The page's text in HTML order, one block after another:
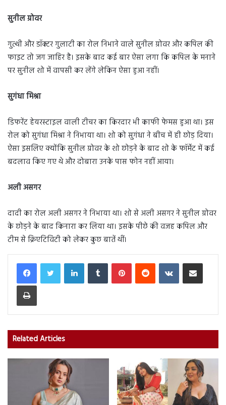
सुनील ग्रोवर
गुत्थी और डॉक्टर गुलाटी का रोल निभाने वाले सुनील ग्रोवर और कपिल की
फाइट तो जग जाहिर है। इसके बाद कई बार ऐसा लगा कि कपिल के मनाने
पर सुनील शो में वापसी कर लेंगे लेकिन ऐसा हुआ नहीं।
सुगंधा मिश्रा
डिफरेंट हेयरस्टाइल वाली टीचर का किरदार भी काफी फेमस हुआ था। इस
रोल को सुगंधा मिश्रा ने निभाया था। शो को सुगंधा ने बीच में ही छोड़ दिया।
ऐसा इसलिए क्योंकि सुनील ग्रोवर के शो छोड़ने के बाद शो के फॉर्मेट में कई
बदलाव किए गए थे और दोबारा उनके पास फोन नहीं आया।
अली असगर
दादी का रोल अली असगर ने निभाया था। शो से अली असगर ने सुनील ग्रोवर
के छोड़ने के बाद किनारा कर लिया था। इसके पीछे की वजह कपिल और
टीम से क्रिएटिविटी को लेकर कुछ बातें थीं।
LinkedInTumblr PinterestReddit VKontakteShare via Email
Print
Related Articles